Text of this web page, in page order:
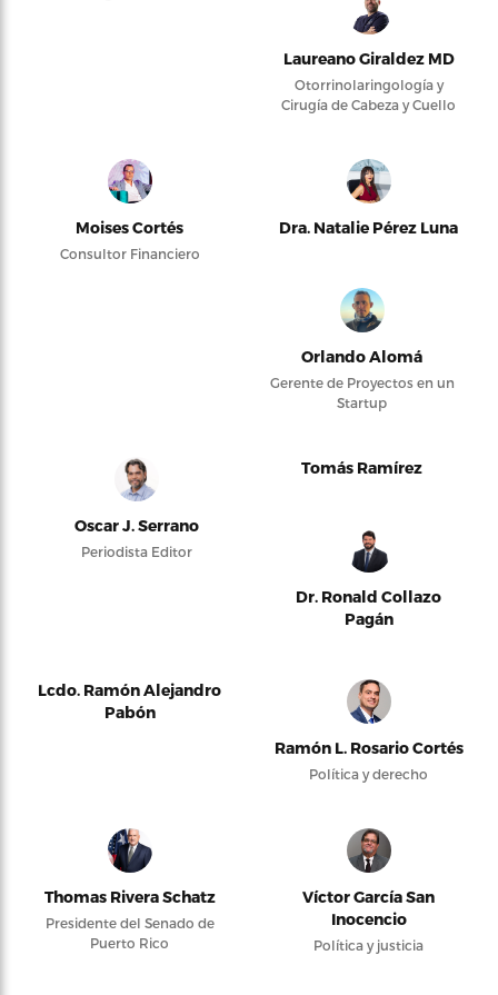
Laureano Giraldez MD
Otorrinolaringología y
Cirugía de Cabeza y Cuello
Moises Cortés
Consultor Financiero
Dra. Natalie Pérez Luna
Orlando Alomá
Gerente de Proyectos en un
Startup
Oscar J. Serrano
Periodista Editor
Tomás Ramírez
Dr. Ronald Collazo
Pagán
Lcdo. Ramón Alejandro
Pabón
Ramón L. Rosario Cortés
Política y derecho
Thomas Rivera Schatz
Presidente del Senado de
Puerto Rico
Víctor García San
Inocencio
Política y justicia